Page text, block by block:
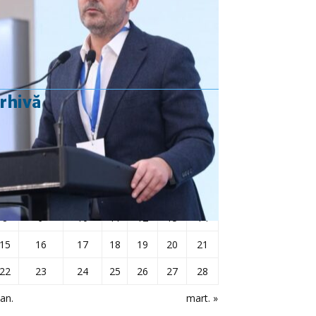
februarie 2021
J V S
mart. »
1 2 4 5 6
8
9 10 11 12 13
14
16 17 18 19 20
21
23 24 25 26 27 28